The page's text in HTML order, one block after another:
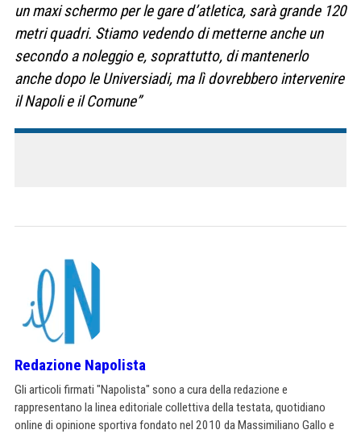
un maxi schermo per le gare d’atletica, sarà grande 120
metri quadri. Stiamo vedendo di metterne anche un
secondo a noleggio e, soprattutto, di mantenerlo
anche dopo le Universiadi, ma lì dovrebbero intervenire
il Napoli e il Comune”
Redazione Napolista
Gli articoli firmati "Napolista" sono a cura della redazione e
rappresentano la linea editoriale collettiva della testata, quotidiano
online di opinione sportiva fondato nel 2010 da Massimiliano Gallo e